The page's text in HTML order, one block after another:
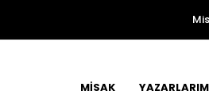
MİSAK